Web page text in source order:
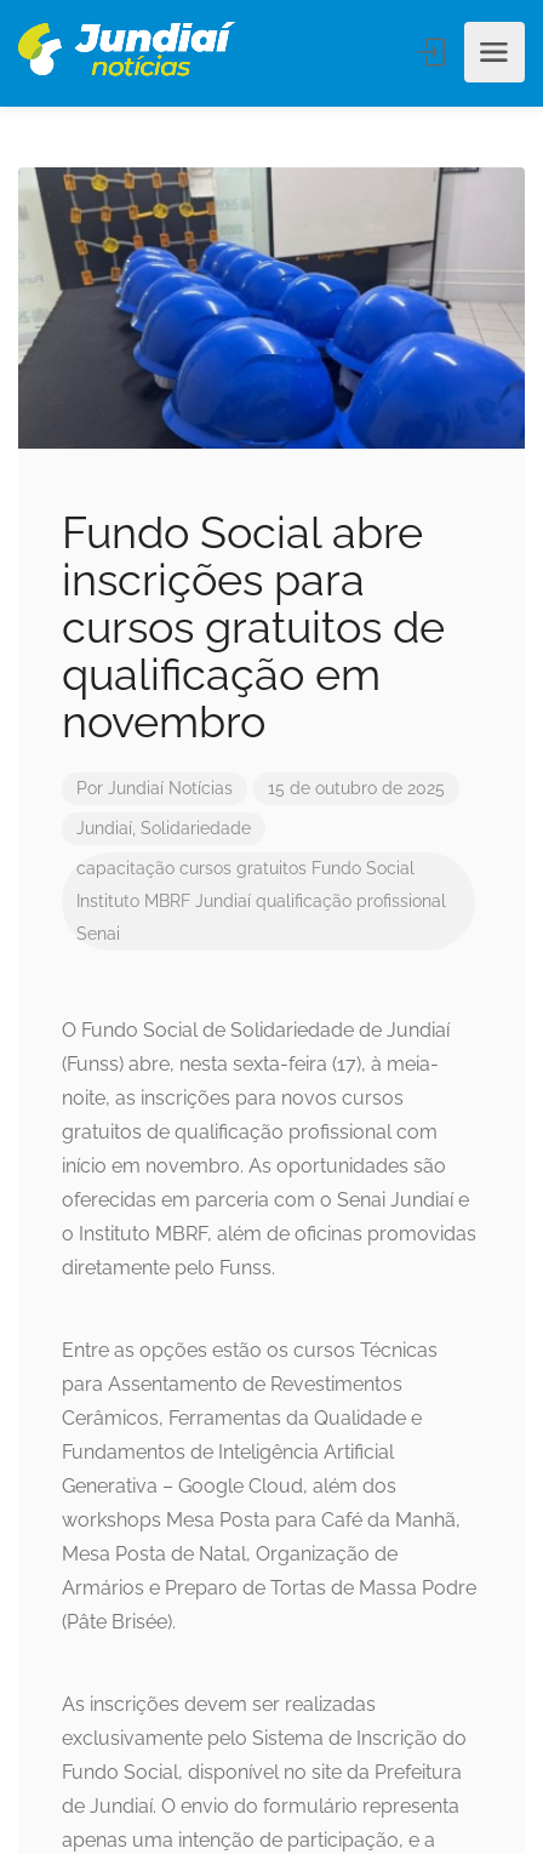
Fundo Social abre
inscrições para
cursos gratuitos de
qualificação em
novembro
Por Jundiaí Notícias 15 de outubro de 2025
Jundiaí, Solidariedade
capacitação cursos gratuitos Fundo Social
Instituto MBRF Jundiaí qualificação profissional
Senai
O Fundo Social de Solidariedade de Jundiaí
(Funss) abre, nesta sexta-feira (17), à meia-
noite, as inscrições para novos cursos
gratuitos de qualificação profissional com
início em novembro. As oportunidades são
oferecidas em parceria com o Senai Jundiaí e
o Instituto MBRF, além de oficinas promovidas
diretamente pelo Funss.
Entre as opções estão os cursos Técnicas
para Assentamento de Revestimentos
Cerâmicos, Ferramentas da Qualidade e
Fundamentos de Inteligência Artificial
Generativa – Google Cloud, além dos
workshops Mesa Posta para Café da Manhã,
Mesa Posta de Natal, Organização de
Armários e Preparo de Tortas de Massa Podre
(Pâte Brisée).
As inscrições devem ser realizadas
exclusivamente pelo Sistema de Inscrição do
Fundo Social, disponível no site da Prefeitura
de Jundiaí. O envio do formulário representa
apenas uma intenção de participação, e a